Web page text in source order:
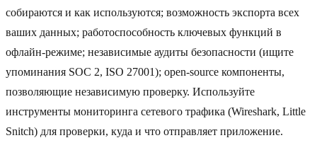
собираются и как используются; возможность экспорта всех
ваших данных; работоспособность ключевых функций в
офлайн-режиме; независимые аудиты безопасности (ищите
упоминания SOC 2, ISO 27001); open-source компоненты,
позволяющие независимую проверку. Используйте
инструменты мониторинга сетевого трафика (Wireshark, Little
Snitch) для проверки, куда и что отправляет приложение.